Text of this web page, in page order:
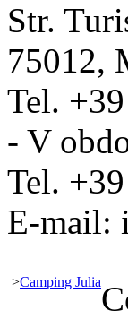
Str.
75012,
Tel.
- V
Tel.
E-mail:
>Camping Julia